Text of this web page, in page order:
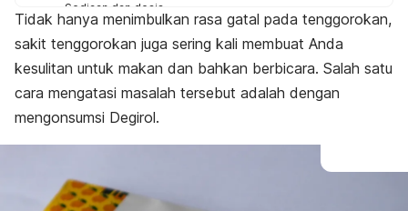
Sediaan dan dosis
Efek samping
Peringatan dan perhatian
Efek pada ibu hamil dan menyusui
Tidak hanya menimbulkan rasa gatal pada tenggorokan,
sakit tenggorokan juga sering kali membuat Anda
kesulitan untuk makan dan bahkan berbicara. Salah satu
cara mengatasi masalah tersebut adalah dengan
mengonsumsi Degirol.